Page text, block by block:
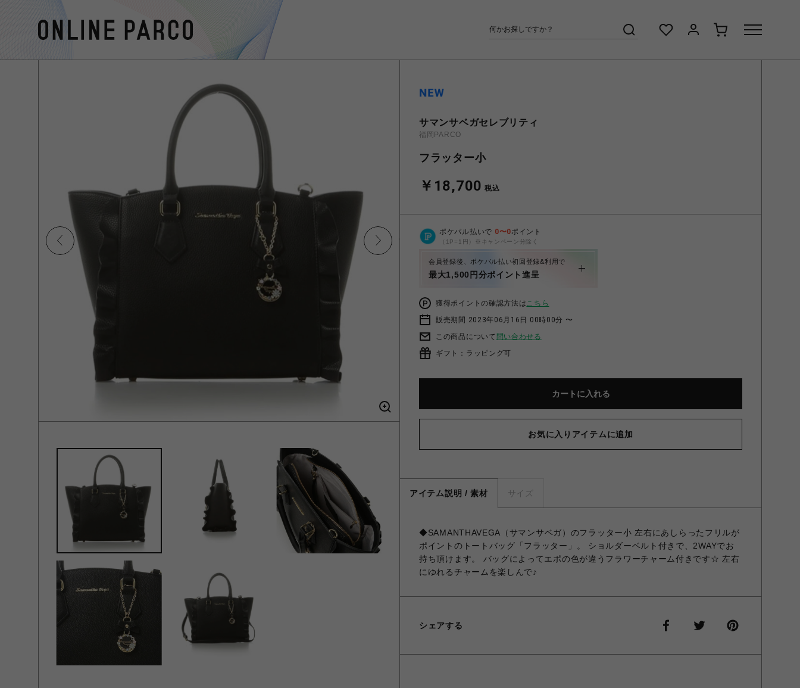
サマンサベガセレブリティ
福岡PARCO
フラッター小
￥18,700 税込
ポケパル払いで 0〜0ポイント
（1P=1円）※キャンペーン分除く
会員登録後、ポケパル払い初回登録&利用で
最大1,500円分ポイント進呈
獲得ポイントの確認方法はこちら
販売期間 2023年06月16日 00時00分 〜
この商品について 問い合わせる
ギフト：ラッピング可
カートに入れる
お気に入りアイテムに追加
アイテム説明 / 素材 サイズ
◆SAMANTHAVEGA（サマンサベガ）のフラッター小 左右にあしらったフリルが
ポイントのトートバッグ「フラッター」。 ショルダーベルト付きで、2WAYでお
持ち頂けます。 バッグによってエポの色が違うフラワーチャーム付きです☆ 左右
にゆれるチャームを楽しんで♪
シェアする